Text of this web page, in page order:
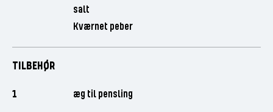
salt
Kværnet peber
TILBEHØR
1 æg til pensling